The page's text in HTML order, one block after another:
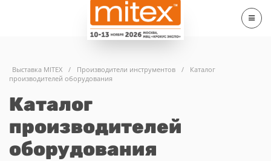
Выставка MITEX / Производители инструментов /
Каталог
производителей оборудования
Каталог
производителей
оборудования